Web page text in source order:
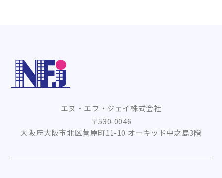
エヌ・エフ・ジェイ株式会社
〒530-0046
大阪府大阪市北区菅原町11-10 オーキッド中之島3階